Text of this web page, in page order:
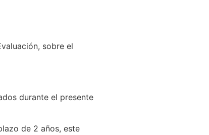
sobre el
durante el presente
de 2 años, este